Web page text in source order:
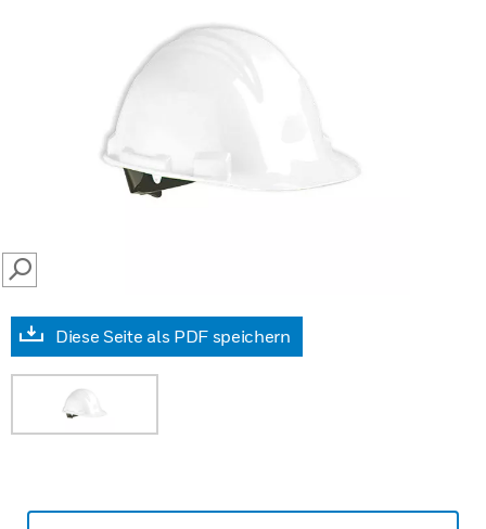
SEARCH
Diese Seite als PDF speichern